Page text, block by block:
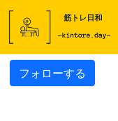
フォローする